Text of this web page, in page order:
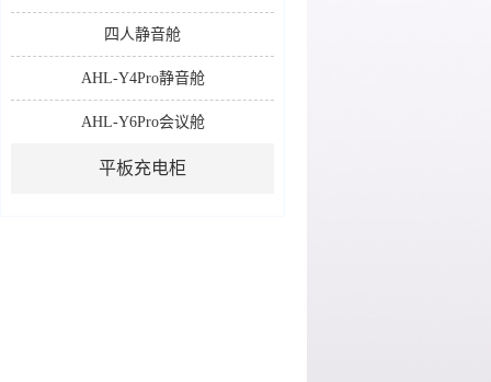
四人静音舱
AHL-Y4Pro静音舱
AHL-Y6Pro会议舱
平板充电柜